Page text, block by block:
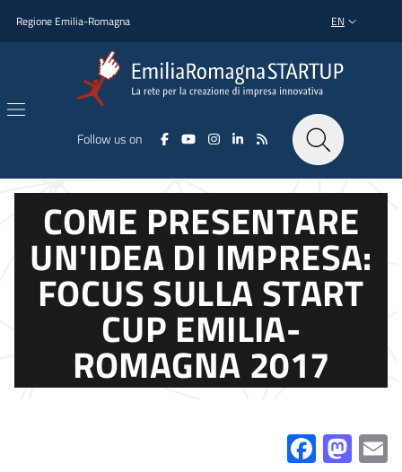
Regione Emilia-Romagna LANGUAGE
EN
Follow us on
COME PRESENTARE
UN'IDEA DI IMPRESA:
FOCUS SULLA START
CUP EMILIA-
ROMAGNA 2017